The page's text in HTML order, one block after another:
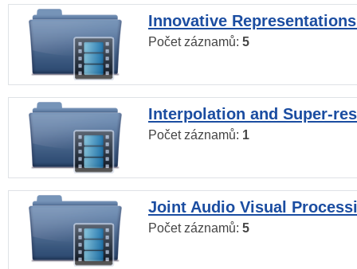
Innovative
Počet záznamů: 5
Interpolation and Super-
Počet záznamů: 1
Joint Audio Visual
Počet záznamů: 5